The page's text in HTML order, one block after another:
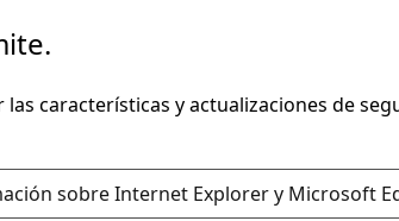
características y actualizaciones de
sobre Internet Explorer y Microsoft